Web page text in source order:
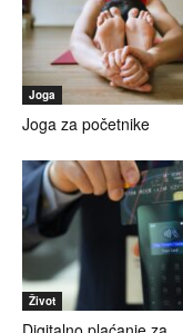
Joga
Joga za početnike
Život